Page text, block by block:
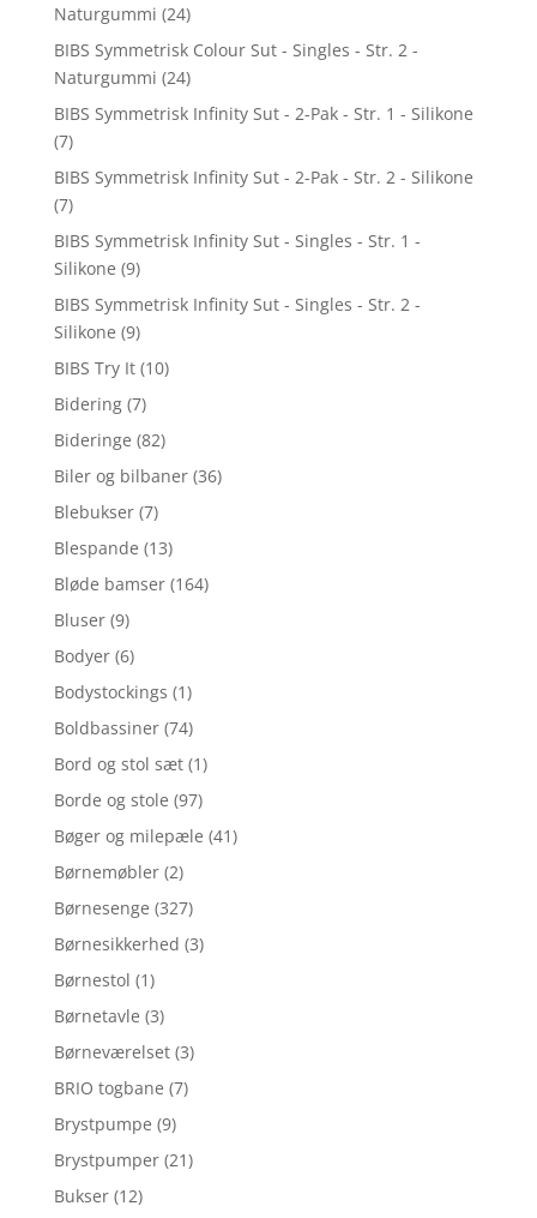
Naturgummi (24)
BIBS Symmetrisk Colour Sut - Singles - Str. 2 -
Naturgummi (24)
BIBS Symmetrisk Infinity Sut - 2-Pak - Str. 1 - Silikone
(7)
BIBS Symmetrisk Infinity Sut - 2-Pak - Str. 2 - Silikone
(7)
BIBS Symmetrisk Infinity Sut - Singles - Str. 1 -
Silikone (9)
BIBS Symmetrisk Infinity Sut - Singles - Str. 2 -
Silikone (9)
BIBS Try It (10)
Bidering (7)
Bideringe (82)
Biler og bilbaner (36)
Blebukser (7)
Blespande (13)
Bløde bamser (164)
Bluser (9)
Bodyer (6)
Bodystockings (1)
Boldbassiner (74)
Bord og stol sæt (1)
Borde og stole (97)
Bøger og milepæle (41)
Børnemøbler (2)
Børnesenge (327)
Børnesikkerhed (3)
Børnestol (1)
Børnetavle (3)
Børneværelset (3)
BRIO togbane (7)
Brystpumpe (9)
Brystpumper (21)
Bukser (12)